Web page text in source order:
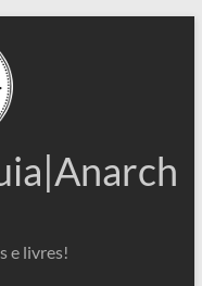
e livres!